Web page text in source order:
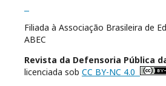
Filiada à Associação Brasileira de
ABEC
Revista da Defensoria Pública
licenciada sob CC BY-NC 4.0